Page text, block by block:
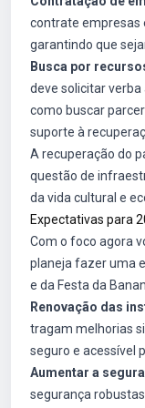
contrate empresas
garantindo que
Busca por
deve solicitar
como buscar
suporte à
A recuperação do
questão de
da vida cultural e
Expectativas para
Com o foco agora
planeja fazer uma
e da Festa da
Renovação das
tragam melhorias
seguro e acessível
Aumentar a
segurança